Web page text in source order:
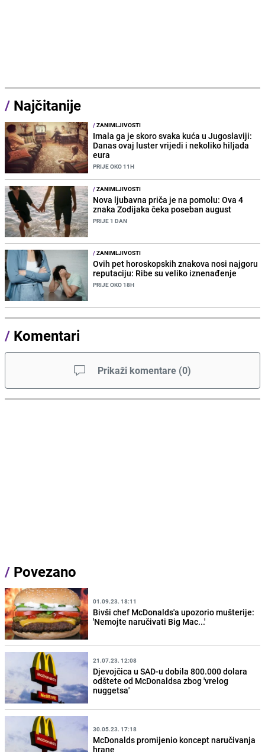
/ Najčitanije
/ZANIMLJIVOSTI
Imala ga je skoro svaka kuća u Jugoslaviji:
Danas ovaj luster vrijedi i nekoliko hiljada
eura
PRIJE OKO 11H
/ZANIMLJIVOSTI
Nova ljubavna priča je na pomolu: Ova 4
znaka Zodijaka čeka poseban august
PRIJE 1 DAN
/ZANIMLJIVOSTI
Ovih pet horoskopskih znakova nosi najgoru
reputaciju: Ribe su veliko iznenađenje
PRIJE OKO 18H
/ Komentari
Prikaži komentare (0)
/ Povezano
01.09.23. 18:11
Bivši chef McDonalds'a upozorio mušterije:
'Nemojte naručivati Big Mac...'
21.07.23. 12:08
Djevojčica u SAD-u dobila 800.000 dolara
odštete od McDonaldsa zbog 'vrelog
nuggetsa'
30.05.23. 17:18
McDonalds promijenio koncept naručivanja
hrane